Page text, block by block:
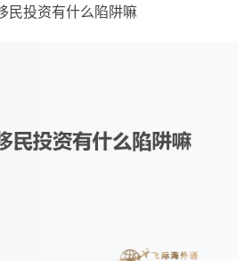
民投资有什么陷阱嘛